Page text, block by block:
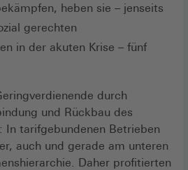
heben sie – jenseits
gerechten
in der akuten Krise – fünf
durch
und Rückbau des
In tarifgebundenen Betrieben
auch und gerade am unteren
Daher profitierten